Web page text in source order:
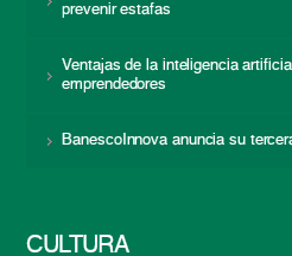
prevenir estafas
Ventajas de la inteligencia
emprendedores
BanescoInnova anuncia su
CULTURA